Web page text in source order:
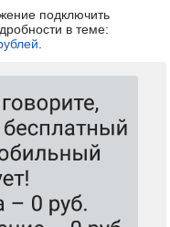
подключить
в теме: